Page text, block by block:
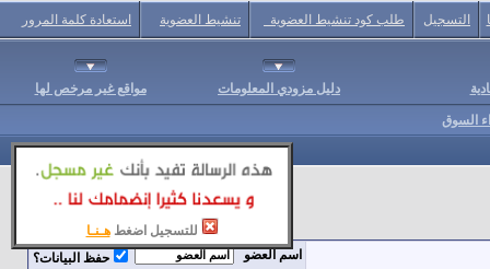
للتسجيل اضغط هـنـا
التسجيل طلب كود تنشيط العضوية تنشيط العضوية استعادة كلمة المرور
دليل مزودي المعلومات مواقع غير مرخص لها
السوق
اسم العضو
حفظ البيانات؟